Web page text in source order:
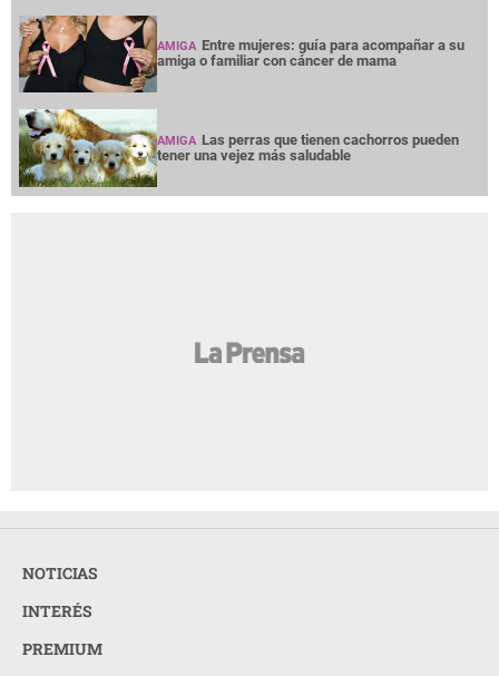
AMIGA Entre mujeres: guía para acompañar a su
amiga o familiar con cáncer de mama
AMIGA Las perras que tienen cachorros pueden
tener una vejez más saludable
NOTICIAS
INTERÉS
PREMIUM